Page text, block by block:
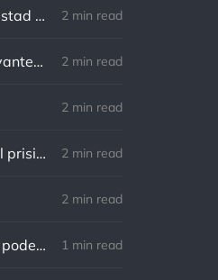
Robert Southey: No hay distancia o tiempo que pueda disminuir la amistad de aquellos que están completamente convencidos del valor del otro 2 min read
William Shakespeare: Nuestro destino está en las estrellas, así que levantemos nuestros ojos al cielo 2 min read
2 min read
Lewis B. Smedes: Perdonar es liberar a un prisionero y descubrir que el prisionero eras tú 2 min read
2 min read
Gandhi: Un minuto que pasa es irrecuperable. Conociendo esto, ¿cómo podemos malgastar tantas horas? 1 min read